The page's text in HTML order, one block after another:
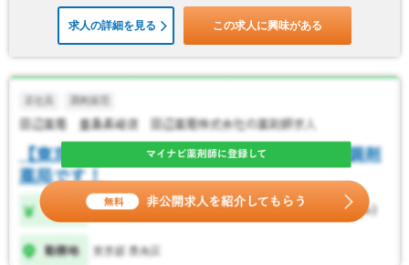
求人の詳細を見る この求人に興味がある